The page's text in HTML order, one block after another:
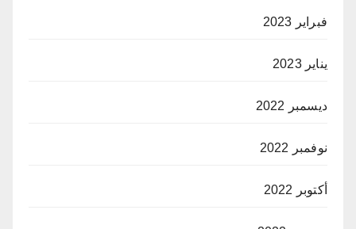
فبراير 2023
يناير 2023
ديسمبر 2022
نوفمبر 2022
أكتوبر 2022